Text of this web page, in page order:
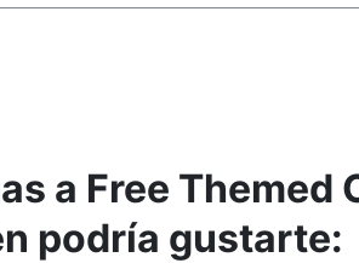
a Free Themed
podría gustarte: